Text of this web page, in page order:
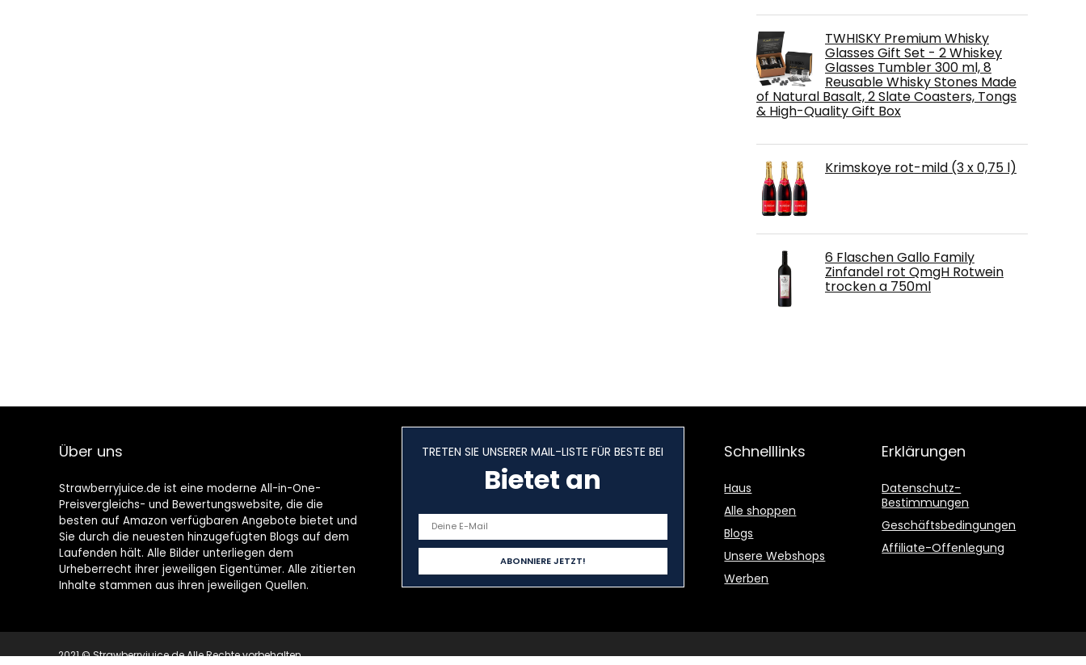
TWHISKY Premium Whisky
Glasses Gift Set - 2 Whiskey
Glasses Tumbler 300 ml, 8
Reusable Whisky Stones Made
of Natural Basalt, 2 Slate Coasters, Tongs
& High-Quality Gift Box
Krimskoye rot-mild (3 x 0,75 l)
6 Flaschen Gallo Family
Zinfandel rot QmgH Rotwein
trocken a 750ml
Über uns
Strawberryjuice.de ist eine moderne All-in-One-
Preisvergleichs- und Bewertungswebsite, die die
besten auf Amazon verfügbaren Angebote bietet und
Sie durch die neuesten hinzugefügten Blogs auf dem
Laufenden hält. Alle Bilder unterliegen dem
Urheberrecht ihrer jeweiligen Eigentümer. Alle zitierten
Inhalte stammen aus ihren jeweiligen Quellen.
TRETEN SIE UNSERER MAIL-LISTE FÜR BESTE BEI
Bietet an
Schnelllinks
Haus
Alle shoppen
Blogs
Unsere Webshops
Werben
Erklärungen
Datenschutz-
Bestimmungen
Geschäftsbedingungen
Affiliate-Offenlegung
2021 © Strawberryjuice.de Alle Rechte vorbehalten